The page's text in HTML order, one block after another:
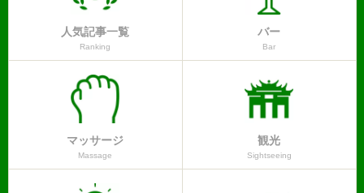
人気記事一覧
Ranking
バー
Bar
マッサージ
Massage
観光
Sightseeing